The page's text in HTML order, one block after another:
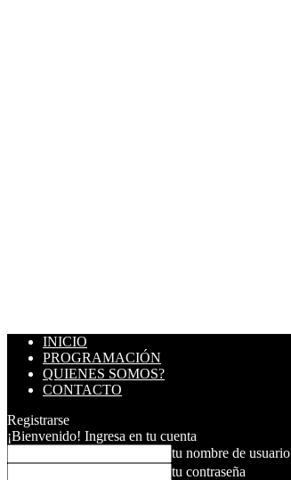
INICIO
PROGRAMACIÓN
QUIENES SOMOS?
CONTACTO
Registrarse
¡Bienvenido! Ingresa en tu cuenta
tu nombre de usuario
tu contraseña